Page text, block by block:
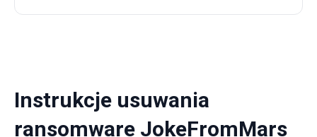
Instrukcje usuwania
ransomware JokeFromMars